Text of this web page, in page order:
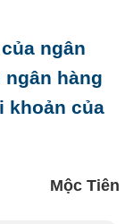
ngân
ngân hàng
khoản của
Mộc Tiên